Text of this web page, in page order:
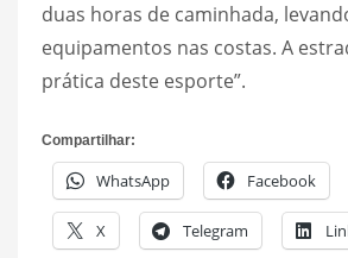
duas horas de caminhada,
equipamentos nas costas. A
prática deste esporte”.
Compartilhar:
WhatsApp Facebook
X Telegram